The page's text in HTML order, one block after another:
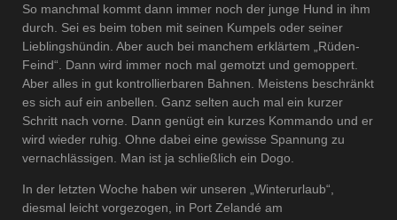
So manchmal kommt dann immer noch der junge Hund in ihm
durch. Sei es beim toben mit seinen Kumpels oder seiner
Lieblingshündin. Aber auch bei manchem erklärtem „Rüden-
Feind“. Dann wird immer noch mal gemotzt und gemoppert.
Aber alles in gut kontrollierbaren Bahnen. Meistens beschränkt
es sich auf ein anbellen. Ganz selten auch mal ein kurzer
Schritt nach vorne. Dann genügt ein kurzes Kommando und er
wird wieder ruhig. Ohne dabei eine gewisse Spannung zu
vernachlässigen. Man ist ja schließlich ein Dogo.
In der letzten Woche haben wir unseren „Winterurlaub“,
diesmal leicht vorgezogen, in Port Zelandé am